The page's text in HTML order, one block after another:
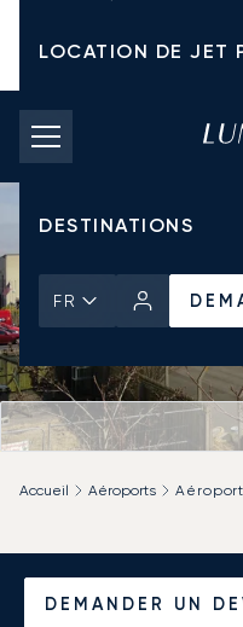
LOCATION DE JET
TARIFS
JETS PRIVÉS
DESTINATIONS
FR
DEMANDER UN
Accueil Aéroports
Louer un